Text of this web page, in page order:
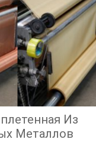
Из
Металлов